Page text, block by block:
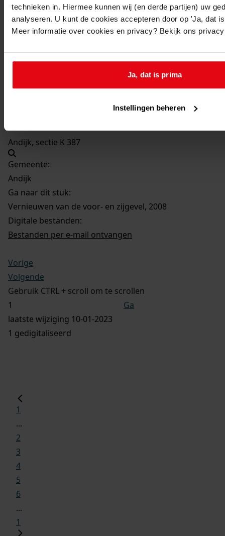
technieken in. Hiermee kunnen wij (en derde partijen) uw
analyseren. U kunt de cookies accepteren door op 'Ja, dat
Meer informatie over cookies en privacy? Bekijk ons
Ja, dat is prima
Instellingen beheren
Beschrijving:
Vernieuwen van de voor- en zijgevel
Datum vergunning:
20-05-2008
Adres:
Andijk, Dijkweg 249
Andijk, sectie K 387
Gemeente:
Andijk
Ga naar dit stuk:
Vernieuwen van de voor- en zijgevel, 2008
Digitale bestanden:
Bestanden per e-mail ontvangen
Vorige
Volgende
Gebruik CTRL + scroll om te scrollen
Ga
laatste wijziging 10-01-2023
1 gedigitaliseerd
1
...
2
3
4
5
6
...
1